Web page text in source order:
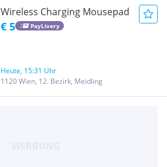
Wireless Charging Mousepad
€ 5 PayLivery
Heute, 15:31 Uhr
1120 Wien, 12. Bezirk, Meidling